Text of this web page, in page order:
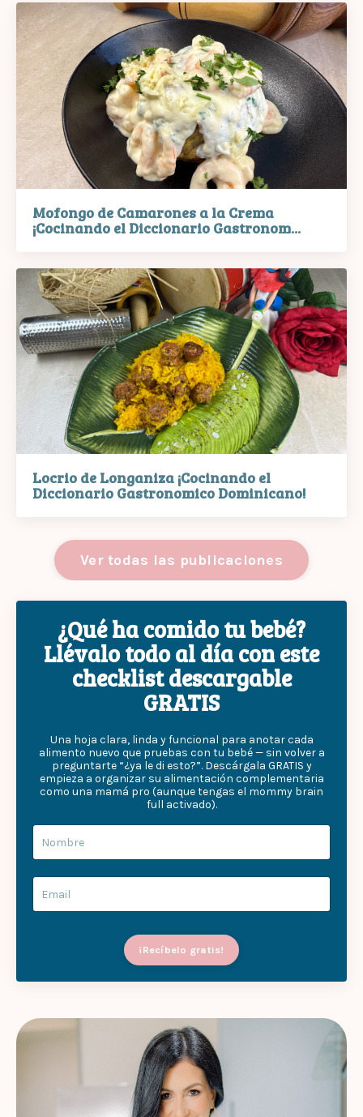
Mofongo de Camarones a la Crema
¡Cocinando el Diccionario Gastronom...
Locrio de Longaniza ¡Cocinando el
Diccionario Gastronomico Dominicano!
Ver todas las publicaciones
¿Qué ha comido tu bebé?
Llévalo todo al día con este
checklist descargable
GRATIS
Una hoja clara, linda y funcional para anotar cada
alimento nuevo que pruebas con tu bebé — sin volver a
preguntarte “¿ya le di esto?”. Descárgala GRATIS y
empieza a organizar su alimentación complementaria
como una mamá pro (aunque tengas el mommy brain
full activado).
¡Recíbelo gratis!